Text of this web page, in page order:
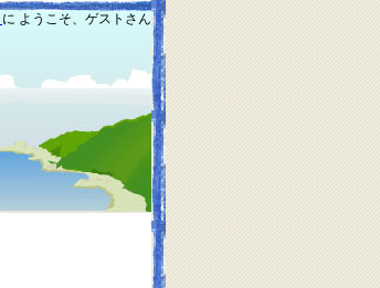
に ようこそ、ゲストさん